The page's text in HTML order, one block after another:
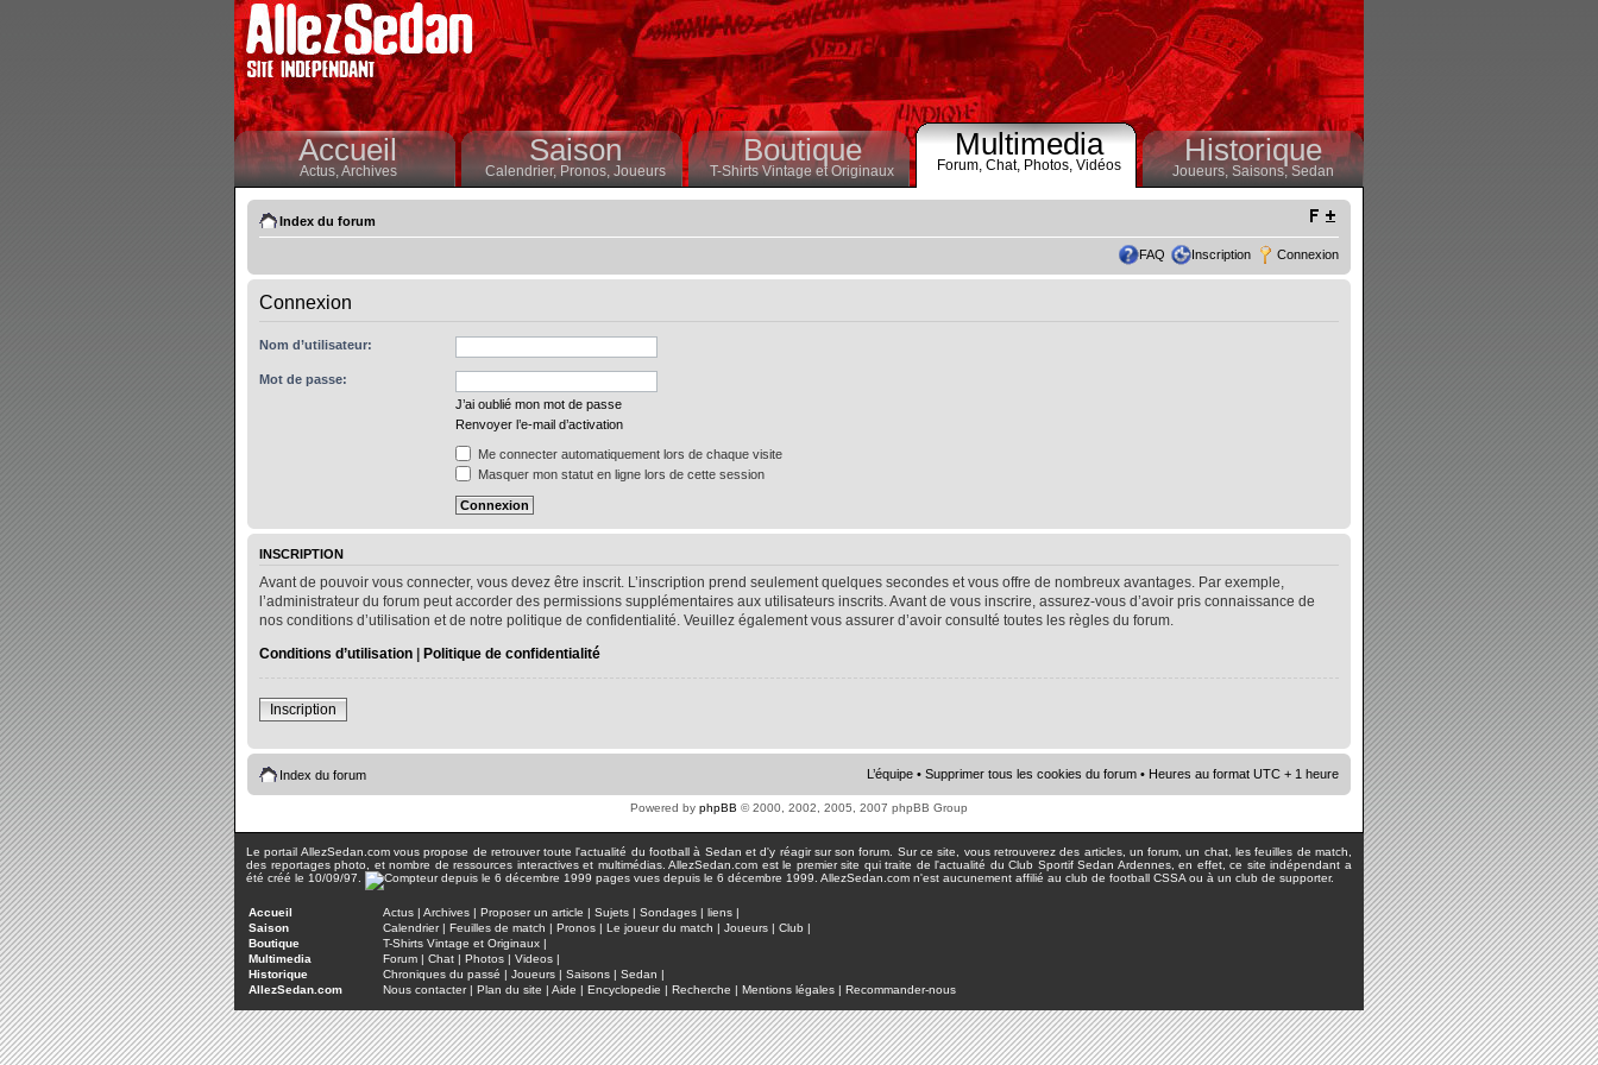
Accueil
Actus,Archives
Saison
Calendrier,Pronos, Joueurs
Boutique
T-Shirts Vintage et Originaux
Multimedia
Forum, Chat, Photos, Vidéos Historique
Joueurs, Saisons,Sedan
Index du forum
FAQ Inscription Connexion
Connexion
Nom d’utilisateur:
Mot de passe:
J’ai oublié mon mot de passe
Renvoyer l’e-mail d’activation
Me connecter automatiquement lors de chaque visite
Masquer mon statut en ligne lors de cette session
INSCRIPTION
Avant de pouvoir vous connecter, vous devez être inscrit. L’inscription prend seulement quelques secondes et vous offre de nombreux avantages. Par exemple,
l’administrateur du forum peut accorder des permissions supplémentaires aux utilisateurs inscrits. Avant de vous inscrire, assurez-vous d’avoir pris connaissance de
nos conditions d’utilisation et de notre politique de confidentialité. Veuillez également vous assurer d’avoir consulté toutes les règles du forum.
Conditions d’utilisation | Politique de confidentialité
Inscription
Index du forum L’équipe • Supprimer tous les cookies du forum • Heures au format UTC + 1 heure
Powered by phpBB © 2000, 2002, 2005, 2007 phpBB Group
Le portail AllezSedan.com vous propose de retrouver toute l'actualité du football à Sedan et d'y réagir sur son forum. Sur ce site, vous retrouverez des articles, un forum, un chat, les feuilles de match,
des reportages photo, et nombre de ressources interactives et multimédias. AllezSedan.com est le premier site qui traite de l'actualité du Club Sportif Sedan Ardennes, en effet, ce site indépendant a
été créé le 10/09/97.
pages vues depuis le 6 décembre 1999. AllezSedan.com n'est aucunement affilié au club de football CSSA ou à un club de supporter.
Accueil Actus | Archives | Proposer un article | Sujets | Sondages | liens |
Saison
Calendrier| Feuilles de match | Pronos | Le joueur du match | Joueurs | Club |
Boutique
T-Shirts Vintage et Originaux |
Multimedia
Forum | Chat | Photos | Videos |
Historique
Chroniques du passé | Joueurs | Saisons | Sedan |
AllezSedan.com
Nous contacter| Plan du site | Aide | Encyclopedie | Recherche | Mentions légales | Recommander-nous